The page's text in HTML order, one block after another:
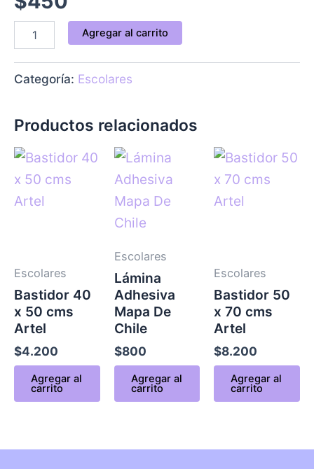
Agregar al carrito
Categoría: Escolares
Productos relacionados
Escolares
Bastidor 40
x 50 cms
Artel
$4.200
Agregar al
carrito
Escolares
Lámina
Adhesiva
Mapa De
Chile
$800
Agregar al
carrito
Escolares
Bastidor 50
x 70 cms
Artel
$8.200
Agregar al
carrito